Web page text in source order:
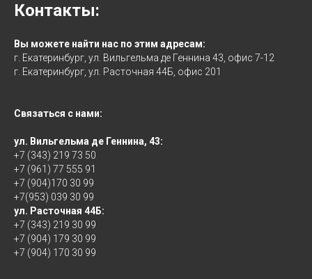
Контакты:
Вы можете найти нас по этим адресам:
г. Екатеринбург, ул. Вильгельма де Геннина 43, офис 7-12
г. Екатеринбург, ул. Расточная 44Б, офис 201
Связаться с нами:
ул. Вильгельма де Геннина, 43:
+7 (343) 219 73 50
+7 (961) 77 555 91
+7 (904)170 30 99
+7(953) 039 30 99
ул. Расточная 44Б:
+7 (343) 219 30 99
+7 (904) 179 30 99
+7 (904) 170 30 99